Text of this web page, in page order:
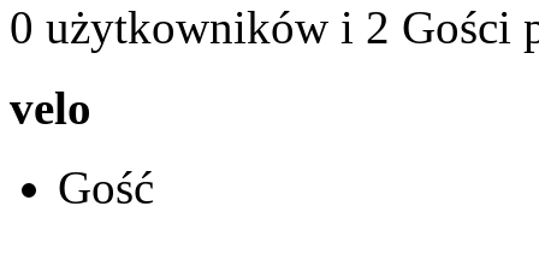
0 użytkowników i 2 Gości
velo
Gość